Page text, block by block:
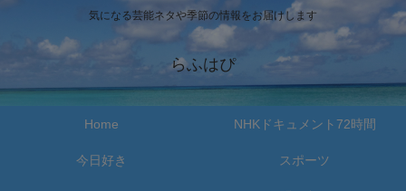
気になる芸能ネタや季節の情報をお届けします
らふはぴ
Home NHKドキュメント72時間
今日好き スポーツ